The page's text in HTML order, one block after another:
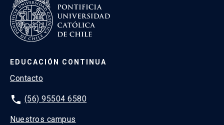
EDUCACIÓN CONTINUA
Contacto
phone (56) 95504 6580
Nuestros campus